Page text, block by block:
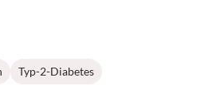
Typ-2-Diabetes